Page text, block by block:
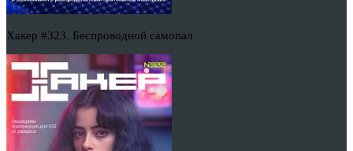
Хакер #323. Беспроводной самопал